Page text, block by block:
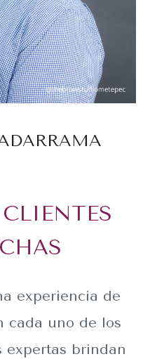
experiencia de
cada uno de los
expertas brindan